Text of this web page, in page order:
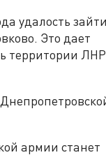
удалость
Это дает
территории
армии станет